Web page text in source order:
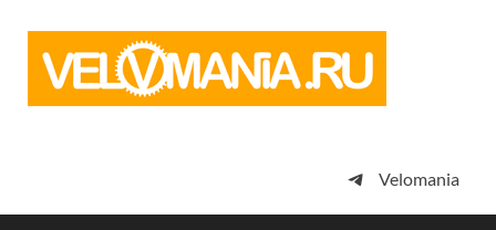
просто
Velomania